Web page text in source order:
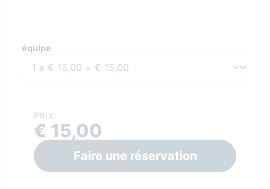
équipe
PRIX
€ 15,00
Faire une réservation